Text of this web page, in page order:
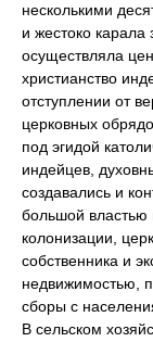
несколькими
и жестоко карала
осуществляла
христианство
отступлении от
церковных
под эгидой
индейцев,
создавались и
большой властью
колонизации,
собственника и
недвижимостью,
сборы с
В сельском